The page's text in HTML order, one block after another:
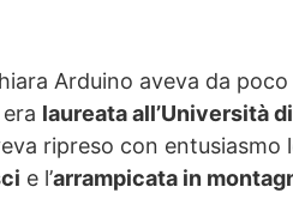
Arduino aveva da
laureata all’Università
ripreso con entusiasmo
e l’arrampicata in